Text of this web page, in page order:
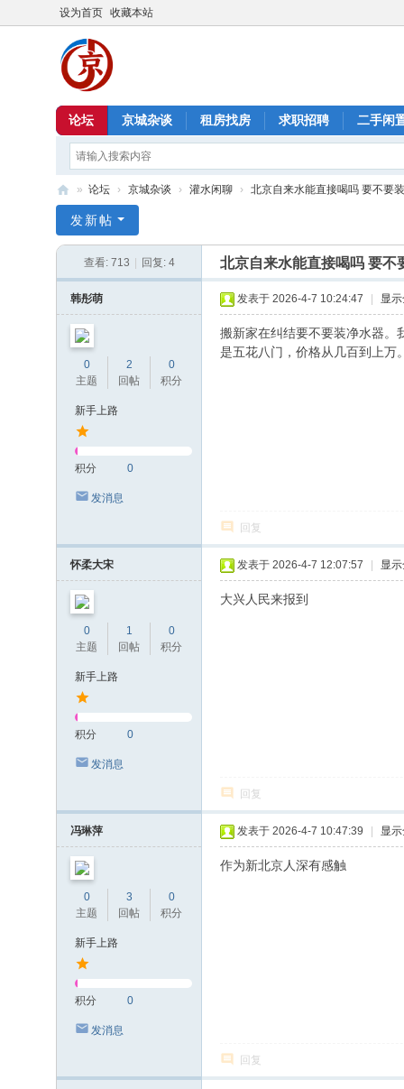
设为首页 收藏本站
论坛 京城杂谈 租房找房 求职招聘 二手闲
京
» 论坛 › 京城杂谈 › 灌水闲聊 › 北京自来水能直接喝吗 要不要
发新帖
查看: 713 回复: 4 北京自来水能直接喝吗 要不
韩彤萌
0
主题
2
回帖
0
积分
新手上路
积分 0
发消息
发表于 2026-4-7 10:24:47 显
搬新家在纠结要不要装净水器。
是五花八门，价格从几百到上万
回复
怀柔大宋
0
主题
1
回帖
0
积分
新手上路
积分 0
发消息
发表于 2026-4-7 12:07:57 显
大兴人民来报到
回复
冯琳萍
0
主题
3
回帖
0
积分
新手上路
积分 0
发消息
发表于 2026-4-7 10:47:39 显
作为新北京人深有感触
回复